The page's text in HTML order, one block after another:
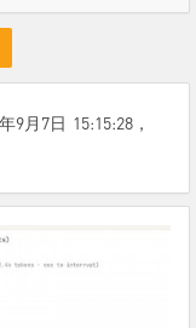
9月7日 15:15:28 ，